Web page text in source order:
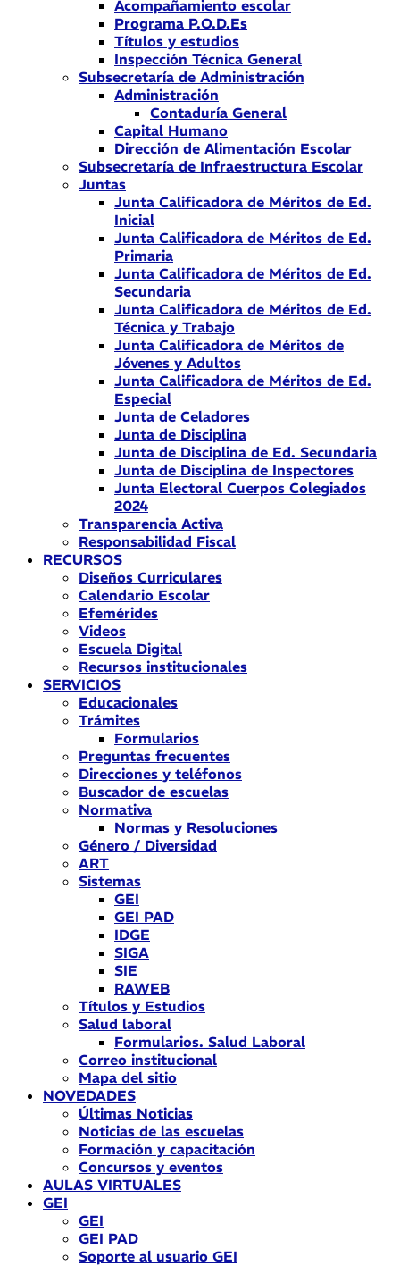
Acompañamiento escolar
Programa P.O.D.Es
Títulos y estudios
Inspección Técnica General
Subsecretaría de Administración
Administración
Contaduría General
Capital Humano
Dirección de Alimentación Escolar
Subsecretaría de Infraestructura Escolar
Juntas
Junta Calificadora de Méritos de Ed.
Inicial
Junta Calificadora de Méritos de Ed.
Primaria
Junta Calificadora de Méritos de Ed.
Secundaria
Junta Calificadora de Méritos de Ed.
Técnica y Trabajo
Junta Calificadora de Méritos de
Jóvenes y Adultos
Junta Calificadora de Méritos de Ed.
Especial
Junta de Celadores
Junta de Disciplina
Junta de Disciplina de Ed. Secundaria
Junta de Disciplina de Inspectores
Junta Electoral Cuerpos Colegiados
2024
Transparencia Activa
Responsabilidad Fiscal
RECURSOS
Diseños Curriculares
Calendario Escolar
Efemérides
Videos
Escuela Digital
Recursos institucionales
SERVICIOS
Educacionales
Trámites
Formularios
Preguntas frecuentes
Direcciones y teléfonos
Buscador de escuelas
Normativa
Normas y Resoluciones
Género / Diversidad
ART
Sistemas
GEI
GEI PAD
IDGE
SIGA
SIE
RAWEB
Títulos y Estudios
Salud laboral
Formularios. Salud Laboral
Correo institucional
Mapa del sitio
NOVEDADES
Últimas Noticias
Noticias de las escuelas
Formación y capacitación
Concursos y eventos
AULAS VIRTUALES
GEI
GEI
GEI PAD
Soporte al usuario GEI